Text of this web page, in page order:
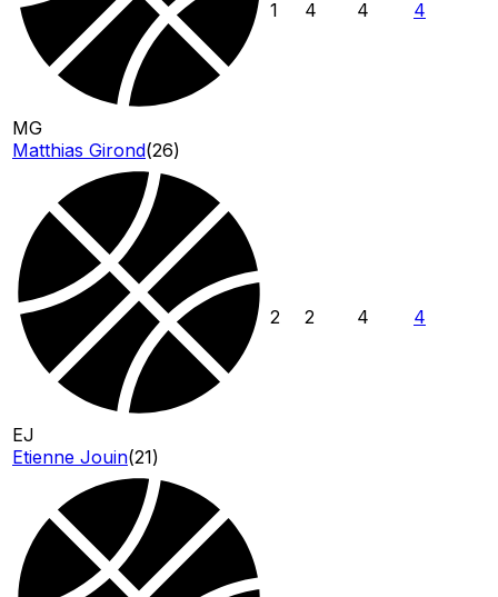
MG
Matthias Girond(26)
1 4 4 4
EJ
Etienne Jouin(21)
2 2 4 4